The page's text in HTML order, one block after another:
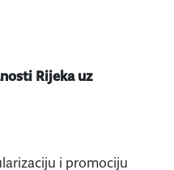
Rijeka uz
i promociju